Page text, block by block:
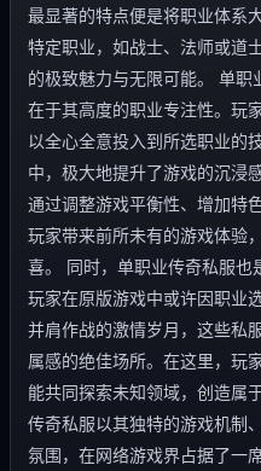
最显著的特点便是将职业体系
特定职业，如战士、法师或道
的极致魅力与无限可能。 单
在于其高度的职业专注性。玩
以全心全意投入到所选职业的
中，极大地提升了游戏的沉浸
通过调整游戏平衡性、增加特
玩家带来前所未有的游戏体验
喜。 同时，单职业传奇私服也
玩家在原版游戏中或许因职业
并肩作战的激情岁月，这些私
属感的绝佳场所。在这里，玩
能共同探索未知领域，创造属
传奇私服以其独特的游戏机制
氛围，在网络游戏界占据了一